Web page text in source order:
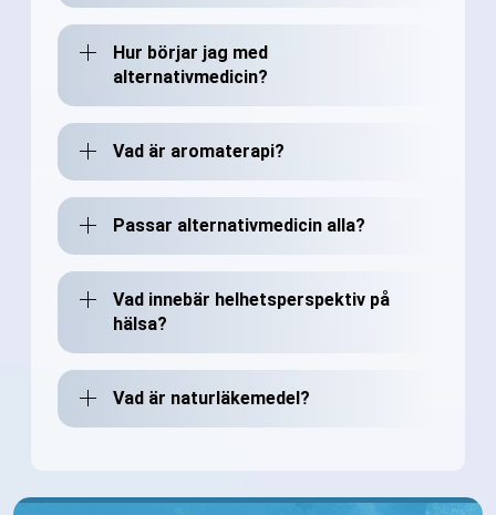
Hur börjar jag med
alternativmedicin?
Vad är aromaterapi?
Passar alternativmedicin alla?
Vad innebär helhetsperspektiv på
hälsa?
Vad är naturläkemedel?